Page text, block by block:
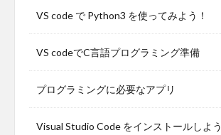
VS code で Python3 を使ってみよう！
VS codeでC言語プログラミング準備
プログラミングに必要なアプリ
Visual Studio Code をインストールしよう